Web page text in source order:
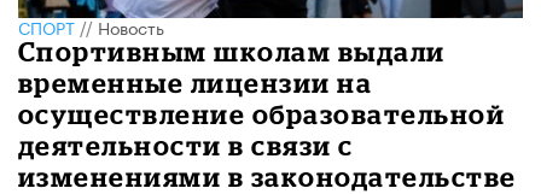
СПОРТ//Новость
Спортивным школам выдали
временные лицензии на
осуществление образовательной
деятельности в связи с
изменениями в законодательстве